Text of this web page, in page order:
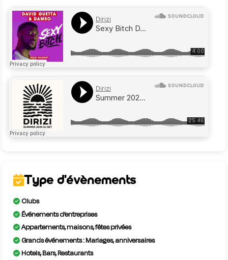
Type d'évènements
Clubs
Événements d’entreprises
Appartements, maisons, fêtes privées
Grands événements : Mariages, anniversaires
Hotels, Bars, Restaurants